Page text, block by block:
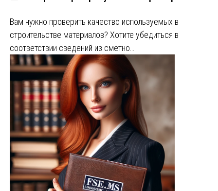
Вам нужно проверить качество используемых в
строительстве материалов? Хотите убедиться в
соответствии сведений из сметно…